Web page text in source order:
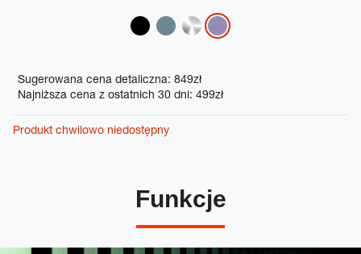
Promotions
Sugerowana cena detaliczna: 849zł
Najniższa cena z ostatnich 30 dni: 499zł
Produkt chwilowo niedostępny
Funkcje